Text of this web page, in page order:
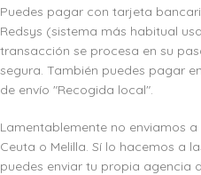
Puedes pagar con tarjeta
Redsys (sistema más habitual
transacción se procesa en su
segura. También puedes pagar
de envío "Recogida local".
Lamentablemente no enviamos
Ceuta o Melilla. Sí lo hacemos a
puedes enviar tu propia agencia